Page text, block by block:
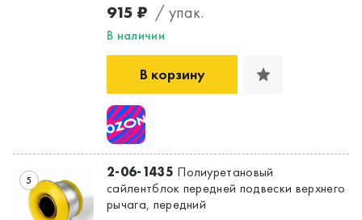
915 ₽ / упак.
В наличии
В корзину
5 2-06-1435 Полиуретановый
сайлентблок передней подвески верхнего
рычага, передний